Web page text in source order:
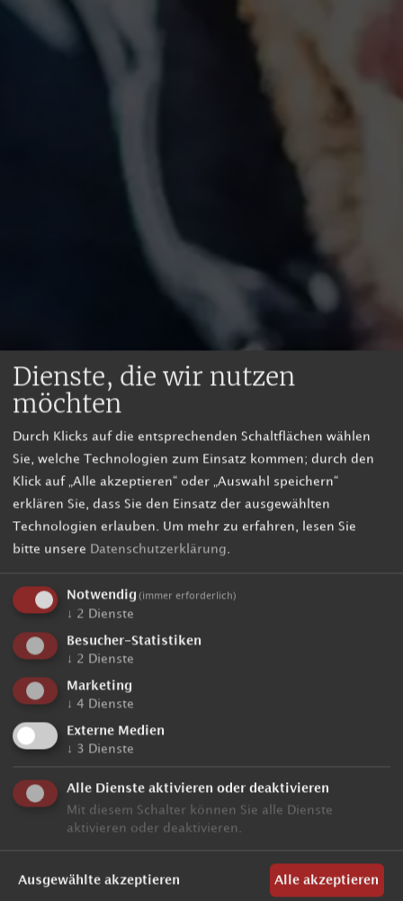
Dienste, die wir nutzen
möchten
Durch Klicks auf die entsprechenden Schaltflächen wählen
Sie, welche Technologien zum Einsatz kommen; durch den
Klick auf „Alle akzeptieren“ oder „Auswahl speichern“
erklären Sie, dass Sie den Einsatz der ausgewählten
Technologien erlauben. Um mehr zu erfahren, lesen Sie
bitte unsere
Datenschutzerklärung.
Notwendig (immer erforderlich)
↓ 2 Dienste
Besucher-Statistiken
↓ 2 Dienste
Marketing
↓ 4 Dienste
Externe Medien
↓ 3 Dienste
Alle Dienste aktivieren oder deaktivieren
Mit diesem Schalter können Sie alle Dienste
aktivieren oder deaktivieren.
Ausgewählte akzeptieren Alle akzeptieren